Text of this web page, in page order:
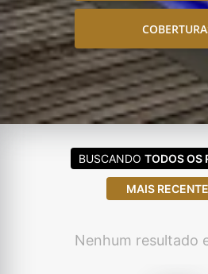
BUSCANDO TODOS OS
MAIS
Nenhum resultado